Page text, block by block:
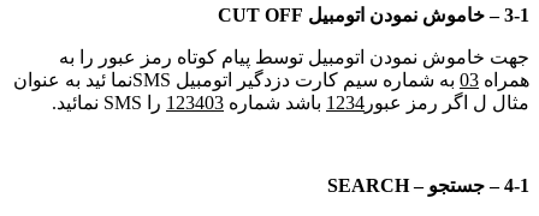
3-1
–خاموش نمودن اتومبیل CUT OFF
جهت خاموش نمودن اتومبیل توسط پیام کوتاه رمز عبور را به
همراه 03
به شماره سیم کارت دزدگیر اتومبیل SMSنما ئید به عنوان
مثال ل اگر رمز عبور 1234 باشد شماره 123403 را SMS نمائید.
4-1
–جستجو–
SEARCH